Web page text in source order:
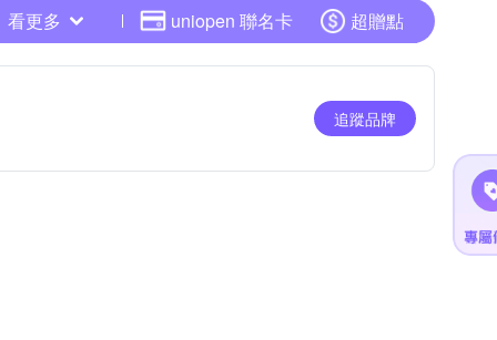
看更多 uniopen 聯名卡 超贈點
追蹤品牌